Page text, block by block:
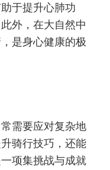
于提升心肺功
外，在大自然中
是身心健康的极
需要应对复杂地
骑行技巧，还能
项集挑战与成就